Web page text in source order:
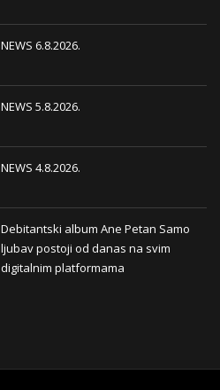
NEWS 6.8.2026.
NEWS 5.8.2026.
NEWS 4.8.2026.
Debitantski album Ane Petan Samo
ljubav postoji od danas na svim
digitalnim platformama